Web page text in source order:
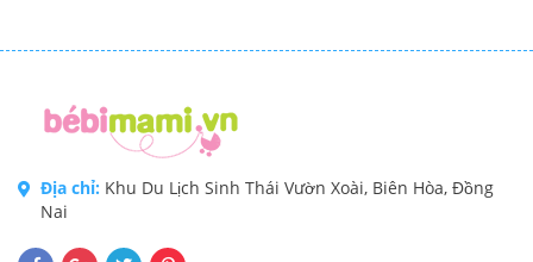
Địa chỉ: Khu Du Lịch Sinh Thái Vườn Xoài, Biên Hòa, Đồng
Nai